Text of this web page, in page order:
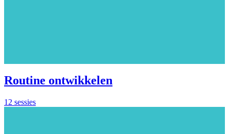
Routine ontwikkelen
12 sessies